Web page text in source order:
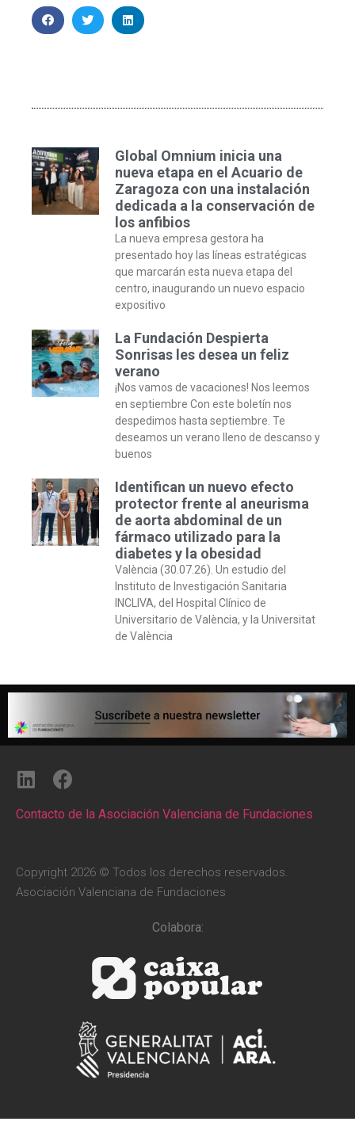
Global Omnium inicia una
nueva etapa en el Acuario de
Zaragoza con una instalación
dedicada a la conservación de
los anfibios
La nueva empresa gestora ha
presentado hoy las líneas estratégicas
que marcarán esta nueva etapa del
centro, inaugurando un nuevo espacio
expositivo
La Fundación Despierta
Sonrisas les desea un feliz
verano
¡Nos vamos de vacaciones! Nos leemos
en septiembre Con este boletín nos
despedimos hasta septiembre. Te
deseamos un verano lleno de descanso y
buenos
Identifican un nuevo efecto
protector frente al aneurisma
de aorta abdominal de un
fármaco utilizado para la
diabetes y la obesidad
València (30.07.26). Un estudio del
Instituto de Investigación Sanitaria
INCLIVA, del Hospital Clínico de
Universitario de València, y la Universitat
de València
Contacto de la Asociación Valenciana de Fundaciones
Copyright 2026 © Todos los derechos reservados.
Asociación Valenciana de Fundaciones
Colabora: